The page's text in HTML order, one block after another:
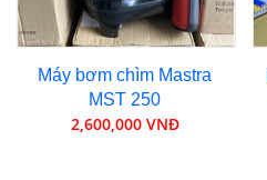
Máy bơm chìm Mastra
MST 250
2,600,000 VNĐ